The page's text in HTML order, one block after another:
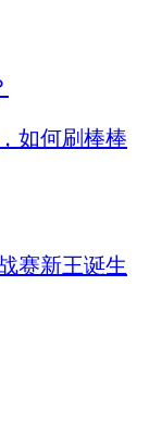
如何刷棒棒
赛新王诞生